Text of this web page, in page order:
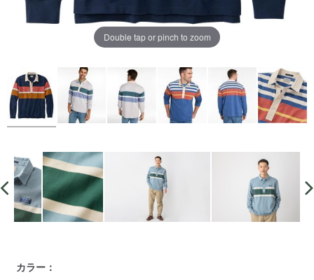
Double tap or pinch to zoom
https://www.llbean.co.jp/mens/tops/poloshirts/g/
カラー：